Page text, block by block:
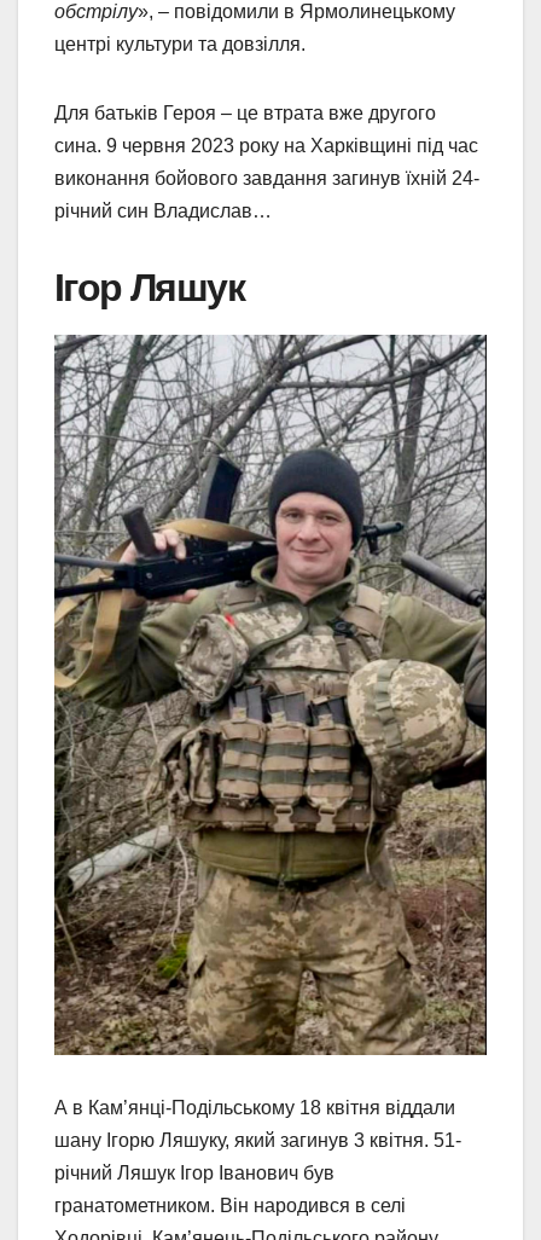
обстрілу», – повідомили в Ярмолинецькому
центрі культури та довзілля.
Для батьків Героя – це втрата вже другого
сина. 9 червня 2023 року на Харківщині під час
виконання бойового завдання загинув їхній 24-
річний син Владислав…
Ігор Ляшук
А в Кам’янці-Подільському 18 квітня віддали
шану Ігорю Ляшуку, який загинув 3 квітня. 51-
річний Ляшук Ігор Іванович був
гранатометником. Він народився в селі